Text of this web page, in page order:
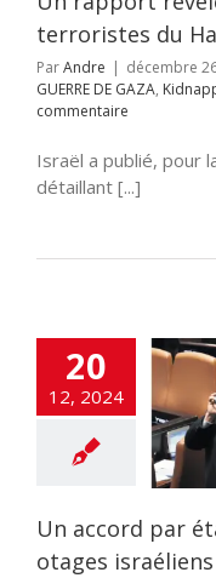
terroristes du
ParAndre | décembre
GUERRE DE GAZA,
commentaire
Israël a publié, pour
détaillant [...]
20
12, 2024
par étape
tous les
de la
de Gaza
Fatah-Tanzim
otages
SANTE
Un accord par
otages